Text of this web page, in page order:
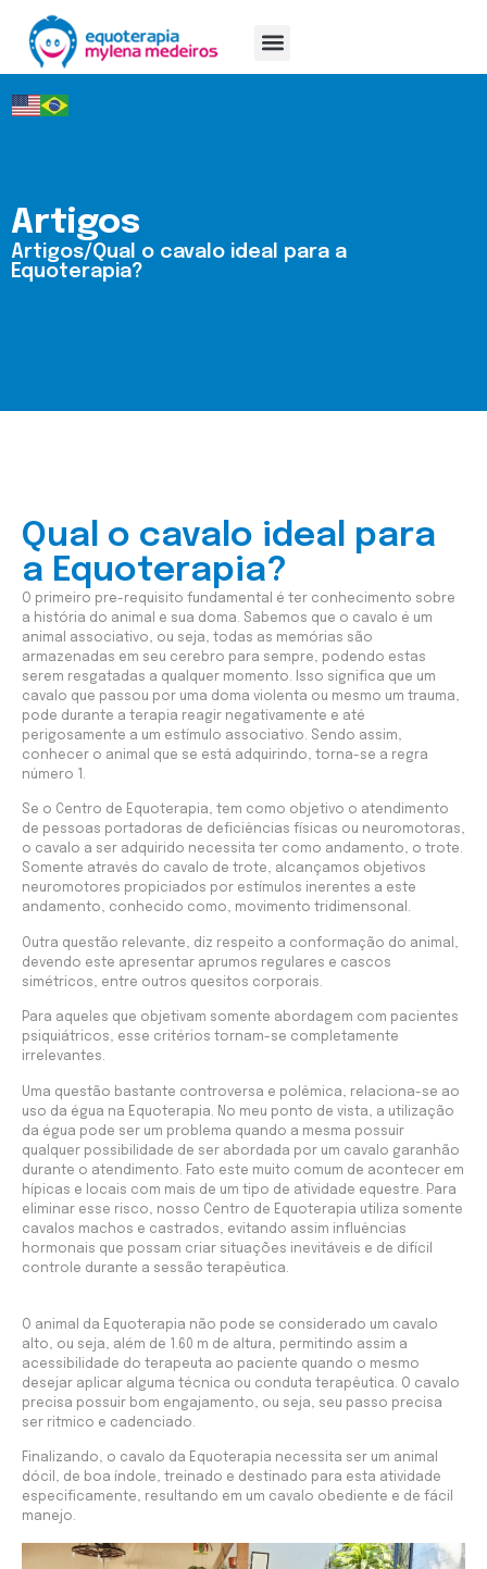
Artigos
Artigos/Qual o cavalo ideal para a
Equoterapia?
Qual o cavalo ideal para
a Equoterapia?
O primeiro pre-requisito fundamental é ter conhecimento sobre
a história do animal e sua doma. Sabemos que o cavalo é um
animal associativo, ou seja, todas as memórias são
armazenadas em seu cerebro para sempre, podendo estas
serem resgatadas a qualquer momento. Isso significa que um
cavalo que passou por uma doma violenta ou mesmo um trauma,
pode durante a terapia reagir negativamente e até
perigosamente a um estímulo associativo. Sendo assim,
conhecer o animal que se está adquirindo, torna-se a regra
número 1.
Se o Centro de Equoterapia, tem como objetivo o atendimento
de pessoas portadoras de deficiências físicas ou neuromotoras,
o cavalo a ser adquirido necessita ter como andamento, o trote.
Somente através do cavalo de trote, alcançamos objetivos
neuromotores propiciados por estímulos inerentes a este
andamento, conhecido como, movimento tridimensonal.
Outra questão relevante, diz respeito a conformação do animal,
devendo este apresentar aprumos regulares e cascos
simétricos, entre outros quesitos corporais.
Para aqueles que objetivam somente abordagem com pacientes
psiquiátricos, esse critérios tornam-se completamente
irrelevantes.
Uma questão bastante controversa e polêmica, relaciona-se ao
uso da égua na Equoterapia. No meu ponto de vista, a utilização
da égua pode ser um problema quando a mesma possuir
qualquer possibilidade de ser abordada por um cavalo garanhão
durante o atendimento. Fato este muito comum de acontecer em
hípicas e locais com mais de um tipo de atividade equestre. Para
eliminar esse risco, nosso Centro de Equoterapia utiliza somente
cavalos machos e castrados, evitando assim influências
hormonais que possam criar situações inevitáveis e de difícil
controle durante a sessão terapêutica.
O animal da Equoterapia não pode se considerado um cavalo
alto, ou seja, além de 1.60 m de altura, permitindo assim a
acessibilidade do terapeuta ao paciente quando o mesmo
desejar aplicar alguma técnica ou conduta terapêutica. O cavalo
precisa possuir bom engajamento, ou seja, seu passo precisa
ser ritmico e cadenciado.
Finalizando, o cavalo da Equoterapia necessita ser um animal
dócil, de boa índole, treinado e destinado para esta atividade
especificamente, resultando em um cavalo obediente e de fácil
manejo.